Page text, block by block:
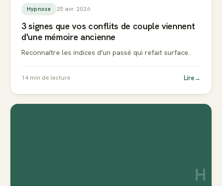
Hypnose 25 avr. 2026
3 signes que vos conflits de couple viennent
d'une mémoire ancienne
Reconnaître les indices d'un passé qui refait surface.
14min de lecture Lire→
H